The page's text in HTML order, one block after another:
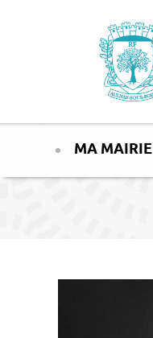
MA MAIRIE